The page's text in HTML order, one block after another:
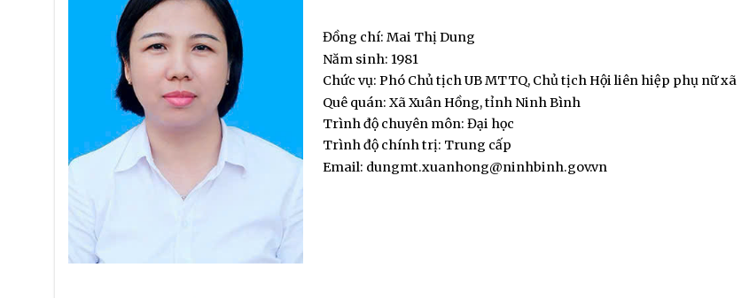
Đồng chí: Mai Thị Dung
Năm sinh: 1981
Chức vụ: Phó Chủ tịch UB MTTQ, Chủ tịch Hội liên hiệp phụ nữ xã
Quê quán: Xã Xuân Hồng, tỉnh Ninh Bình
Trình độ chuyên môn: Đại học
Trình độ chính trị: Trung cấp
Email: dungmt.xuanhong@ninhbinh.gov.vn